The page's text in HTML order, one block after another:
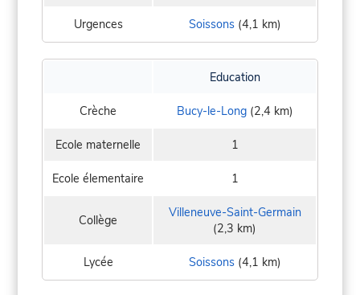
Urgences Soissons(4,1 km)
Education
Crèche Bucy-le-Long(2,4 km)
Ecole maternelle 1
Ecole élementaire 1
Collège
Villeneuve-Saint-Germain
(2,3 km)
Lycée Soissons(4,1 km)